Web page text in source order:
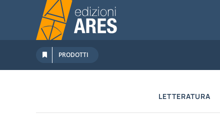
contenuto
PRODOTTI
LETTERATURA